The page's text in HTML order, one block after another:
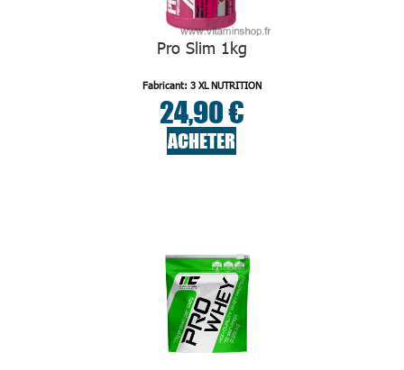
Pro Slim 1kg
Fabricant: 3 XL NUTRITION
24,90 €
ACHETER